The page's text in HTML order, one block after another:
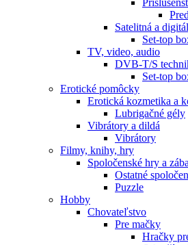
Satelitná a
Set-top
TV, video, audio
DVB-T/S
Set-top
Erotické pomôcky
Erotická kozmetika a
Lubrigačné gély
Vibrátory a dildá
Vibrátory
Filmy, knihy, hry
Spoločenské hry a
Ostatné
Puzzle
Hobby
Chovateľstvo
Pre mačky
Hračky